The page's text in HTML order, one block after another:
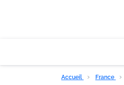
Accueil France